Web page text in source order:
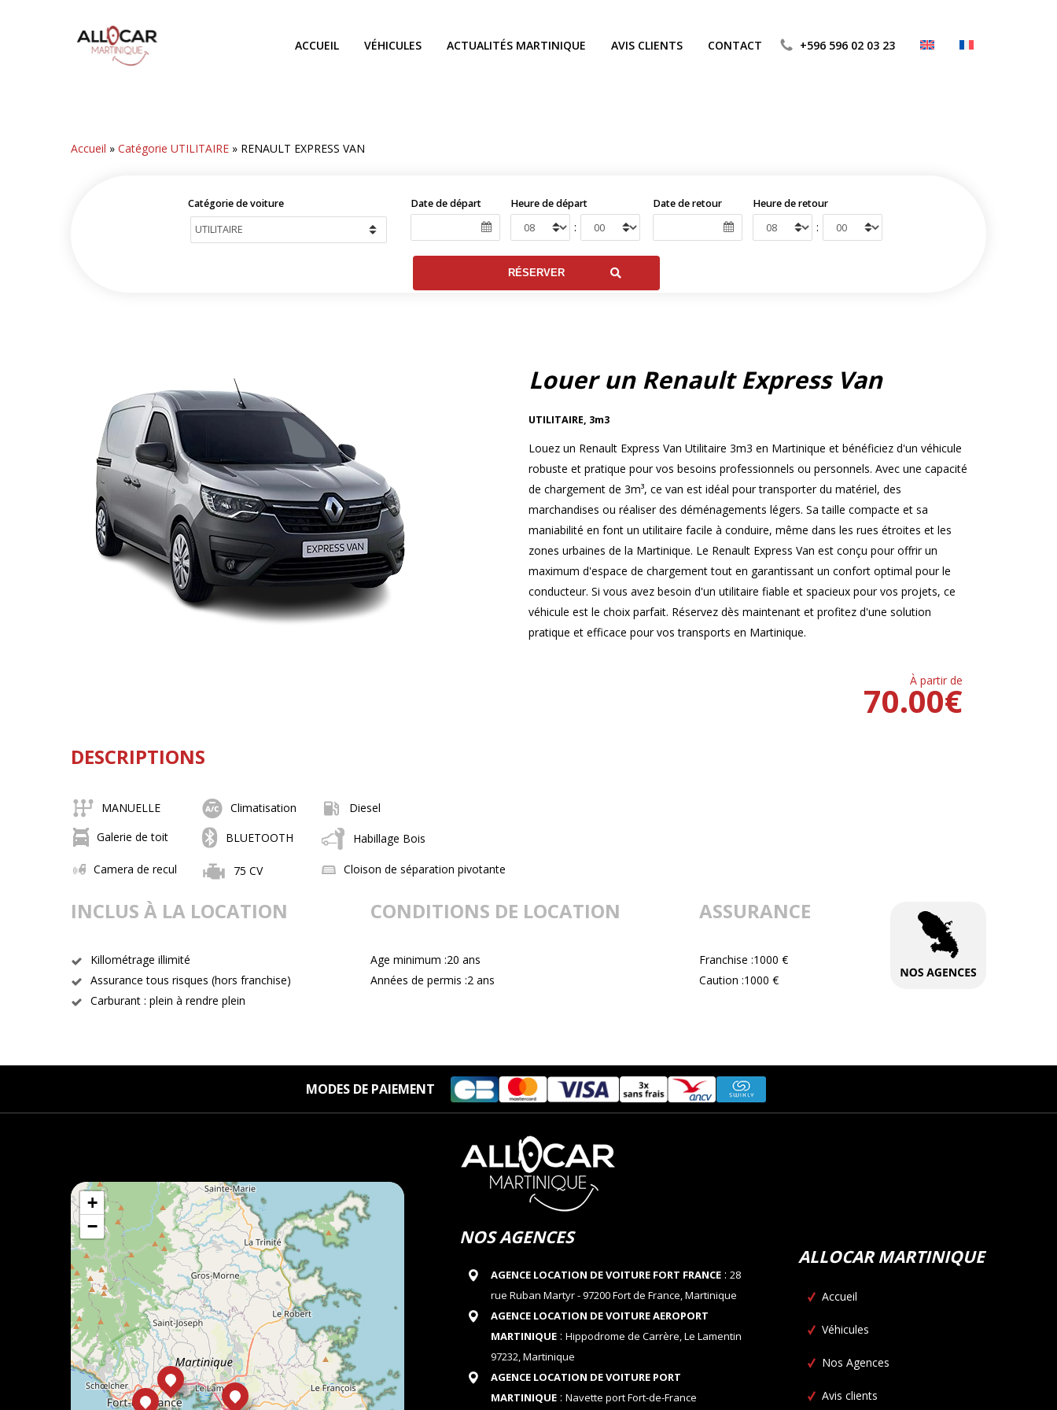
ACCUEIL VÉHICULES ACTUALITÉS MARTINIQUE AVIS CLIENTS CONTACT +596 596 02 03 23
Accueil »Catégorie UTILITAIRE » RENAULT EXPRESS VAN
Catégorie de voiture Date de départ Heure de départ
:
Date de retour Heure de retour
:
Louer un Renault Express Van
UTILITAIRE, 3m3
Louez un Renault Express Van Utilitaire 3m3 en Martinique et bénéficiez d'un véhicule
robuste et pratique pour vos besoins professionnels ou personnels. Avec une capacité
de chargement de 3m³, ce van est idéal pour transporter du matériel, des
marchandises ou réaliser des déménagements légers. Sa taille compacte et sa
maniabilité en font un utilitaire facile à conduire, même dans les rues étroites et les
zones urbaines de la Martinique. Le Renault Express Van est conçu pour offrir un
maximum d'espace de chargement tout en garantissant un confort optimal pour le
conducteur. Si vous avez besoin d'un utilitaire fiable et spacieux pour vos projets, ce
véhicule est le choix parfait. Réservez dès maintenant et profitez d'une solution
pratique et efficace pour vos transports en Martinique.
À partir de
€
70.00
DESCRIPTIONS
MANUELLE Climatisation
Diesel
Galerie de toit
BLUETOOTH Habillage Bois
Camera de recul 75 CV Cloison de séparation pivotante
INCLUS À LA LOCATION
Killométrage illimité
Assurance tous risques (hors franchise)
Carburant : plein à rendre plein
CONDITIONS DE LOCATION
Age minimum :20 ans
Années de permis :2 ans
ASSURANCE
Franchise :1000 €
Caution :1000 €
MODES DE PAIEMENT
+
−
NOS AGENCES
AGENCE LOCATION DE VOITURE FORT FRANCE: 28
rue Ruban Martyr - 97200 Fort de France, Martinique
AGENCE LOCATION DE VOITURE AEROPORT
MARTINIQUE: Hippodrome de Carrère, Le Lamentin
97232, Martinique
AGENCE LOCATION DE VOITURE PORT
MARTINIQUE: Navette port Fort-de-France
ALLOCAR MARTINIQUE
Accueil
Véhicules
Nos Agences
Avis clients